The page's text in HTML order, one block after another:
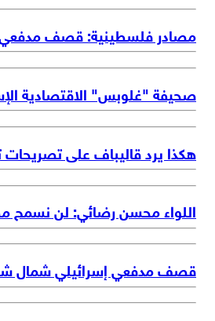
مصادر فلسطينية: قصف
صحيفة "غلوبس" الاقتصادية
هكذا يرد قاليباف على تصريحات
اللواء محسن رضائي: لن نسمح
قصف مدفعي إسرائيلي شمال